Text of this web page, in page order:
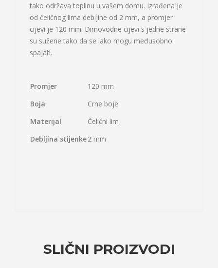
tako održava toplinu u vašem domu. Izrađena je
od čeličnog lima debljine od 2 mm, a promjer
cijevi je 120 mm. Dimovodne cijevi s jedne strane
su sužene tako da se lako mogu međusobno
spajati.
Promjer
120 mm
Boja
Crne boje
Materijal
Čelični lim
Debljina stijenke2 mm
SLIČNI PROIZVODI